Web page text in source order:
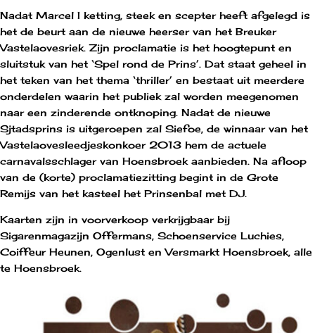
Nadat Marcel I ketting, steek en scepter heeft afgelegd is
het de beurt aan de nieuwe heerser van het Breuker
Vastelaovesriek. Zijn proclamatie is het hoogtepunt en
sluitstuk van het ‘Spel rond de Prins’. Dat staat geheel in
het teken van het thema ‘thriller’ en bestaat uit meerdere
onderdelen waarin het publiek zal worden meegenomen
naar een zinderende ontknoping. Nadat de nieuwe
Sjtadsprins is uitgeroepen zal Siefoe, de winnaar van het
Vastelaovesleedjeskonkoer 2013 hem de actuele
carnavalsschlager van Hoensbroek aanbieden. Na afloop
van de (korte) proclamatiezitting begint in de Grote
Remijs van het kasteel het Prinsenbal met DJ.
Kaarten zijn in voorverkoop verkrijgbaar bij
Sigarenmagazijn Offermans, Schoenservice Luchies,
Coiffeur Heunen, Ogenlust en Versmarkt Hoensbroek, alle
te Hoensbroek.